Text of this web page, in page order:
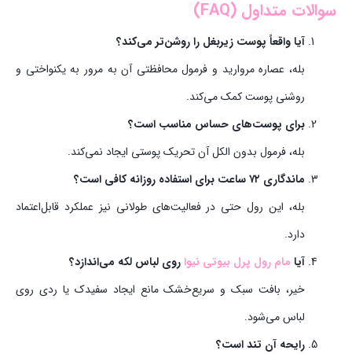
سوالات متداول (FAQ)
آیا واقعاً پوست زیربغل را روشن‌تر می‌کند؟
بله، عصاره مروارید و فرمول محافظتی آن به مرور به یکنواختی و
روشنی پوست کمک می‌کند.
برای پوست‌های حساس مناسب است؟
بله، فرمول بدون الکل آن تحریک پوستی ایجاد نمی‌کند.
ماندگاری ۷۲ ساعت برای استفاده روزانه کافی است؟
بله، این رول حتی در فعالیت‌های طولانی نیز عملکرد قابل‌اعتماد
دارد.
آیا مام رول پرل بیوتی نیواروی لباس لکه می‌اندازد؟
خیر، بافت سبک و سریع‌خشک مانع ایجاد سفیدک یا ردی روی
لباس می‌شود.
رایحه آن تند است؟